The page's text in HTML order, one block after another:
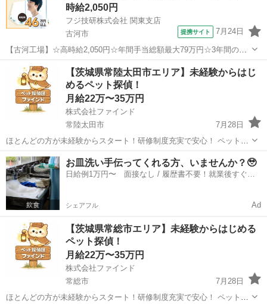
時給2,050円
フジ技研株式会社 関東支店
古河市
提携サイト 7月24日
【古河工場】☆高時給2,050円☆年間手当総額最大79万円☆3年間の手
当総額169万円☆年収630万円可☆寮費無料☆大手トラックメーカーで
の組立組付のお仕事☆自動車業界経験者積極採用中！！【20代でも年
収500万円が目指せる...
茨城 古河市 その他
【茨城県常陸太田市エリア】未経験からはじ
めるペット探偵！
月給22万〜35万円
株式会社ファインド
常陸太田市
7月28日
ほとんどの方が未経験からスタート！研修制度充実で安心！ ペットと
飼い主さんの「再会」を創り出す、やりがいのあるお仕事です！ 私た
ちのビジョン：技術力と飼い主さんへの寄り添いで、日本一の迷子ペ
ット探しサービスを創る！ ...
茨城 常陸太田市 その他 スタッフ
お皿洗い手伝ってくれる方、いませんか？🥹
日給例1万円〜 面接なし / 履歴書不要！就業後すぐに
シェアフル Ad
【茨城県常総市エリア】未経験からはじめる
ペット探偵！
月給22万〜35万円
株式会社ファインド
常総市
7月28日
ほとんどの方が未経験からスタート！研修制度充実で安心！ ペットと